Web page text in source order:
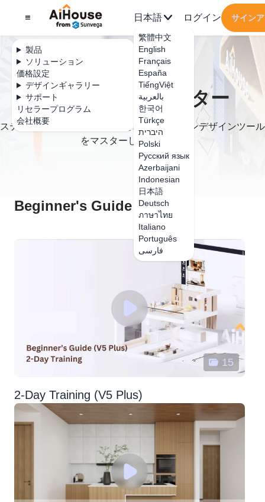
製品
ソリューション
価格設定
デザインギャラリー
サポート
リセラープログラム
会社概要
日本語
繁體中文
English
Français
España
TiếngViệt
بالعربية
한국어
Türkçe
היברית
Polski
Русский язык
Azerbaijani
Indonesian
日本語
Deutsch
ภาษาไทย
Italiano
Português
فارسی
ログイン サイン
トレーニングセンター
ステップバイステップガイドでオールインワンデザインツール
をマスターしましょう。
Beginner's Guide
15
2-Day Training (V5 Plus)